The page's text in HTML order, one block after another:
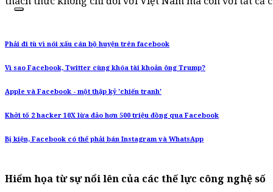
Phải đi tù vì nói xấu cán bộ huyện trên facebook
Vì sao Facebook, Twitter cùng khóa tài khoản ông Trump?
Apple và Facebook - một thập kỷ 'chiến tranh'
Khởi tố 2 hacker 10X lừa đảo hơn 500 triệu đồng qua Facebook
Bị kiện, Facebook có thể phải bán Instagram và WhatsApp
Hiểm họa từ sự nổi lên của các thế lực công nghệ số